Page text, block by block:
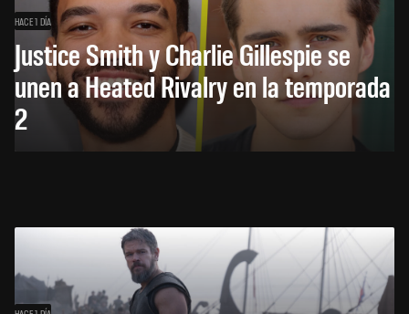
HACE 1 DÍA
Justice Smith y Charlie Gillespie se
unen a Heated Rivalry en la temporada
2